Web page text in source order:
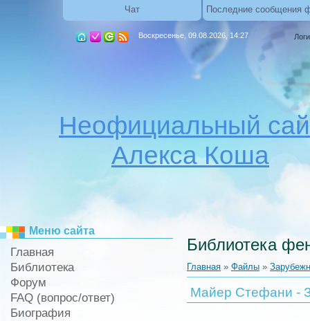
Чат Последние сообщения
Воскресенье, 09.08.2026, 14:27
Неофициальный
Алекса Коша
Меню сайта
Главная
Библиотека
Форум
FAQ (вопрос/ответ)
Биография
Библиотека
Главная » Файлы »
Майер Стефани -